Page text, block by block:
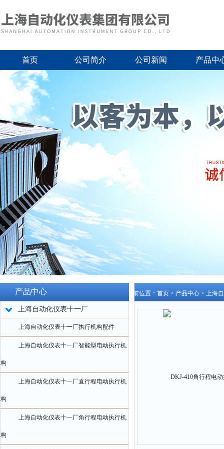
首页 公司简介 公司新闻 产品中
产品中心
上海自动化仪表十一厂
上海自动化仪表十一厂执行机构配件
上海自动化仪表十一厂智能型电动执行机
构
上海自动化仪表十一厂直行程电动执行机
构
上海自动化仪表十一厂角行程电动执行机
构
当前位置： 首页 > 产品中心 > 上海